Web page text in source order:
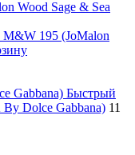
195 (JoMalon
Быстрый
Dolce Gabbana) 11